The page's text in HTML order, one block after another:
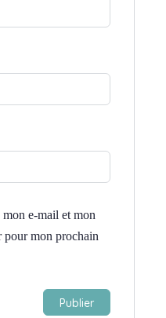
e-mail et mon
pour mon prochain